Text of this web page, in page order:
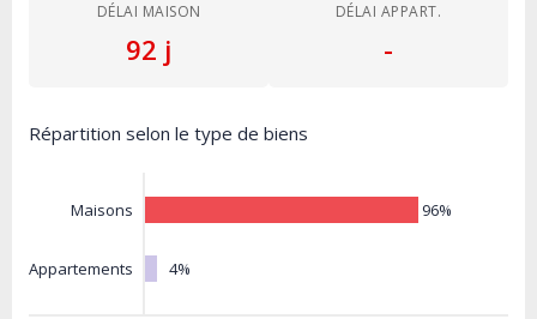
DÉLAI MAISON
92 j
DÉLAI APPART.
-
Répartition selon le type de biens
Maisons
Appartements
96%
4%